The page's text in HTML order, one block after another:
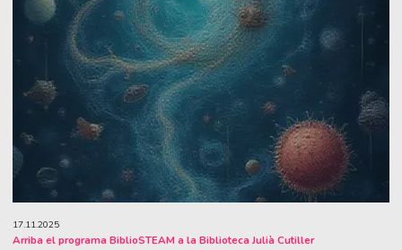
17.11.2025
Arriba el programa BiblioSTEAM a la Biblioteca Julià Cutiller